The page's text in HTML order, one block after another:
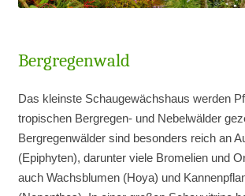
Bergregenwald
Das kleinste Schaugewächshaus werden
tropischen Bergregen- und Nebelwälder
Bergregenwälder sind besonders reich an
(Epiphyten), darunter viele Bromelien und
auch Wachsblumen (Hoya) und